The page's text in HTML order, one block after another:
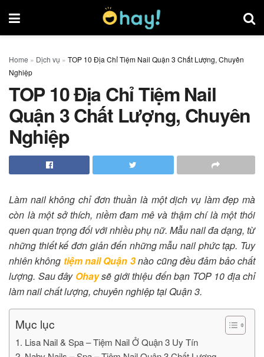
Home » Dịch vụ » TOP 10 Địa Chỉ Tiệm Nail Quận 3 Chất Lượng, Chuyên
Nghiệp
TOP 10 Địa Chỉ Tiệm Nail
Quận 3 Chất Lượng, Chuyên
Nghiệp
Làm nail không chỉ đơn thuần là một dịch vụ làm đẹp mà
còn là một sở thích, niềm đam mê và thậm chí là một thói
quen quan trọng đối với nhiều phụ nữ. Mẫu nail đa dạng, từ
những thiết kế đơn giản đến những mẫu nail phức tạp. Tuy
nhiên không tiệm nail Quận 3nào cũng đều đảm bảo chất
lượng. Sau đây Ohaysẽ giới thiệu đến bạn TOP 10 địa chỉ
làm nail chất lượng, chuyên nghiệp tại Quận 3.
Mục lục
1. Lisa Nail & Spa – Tiệm Nail Ở Quận 3 Uy Tín